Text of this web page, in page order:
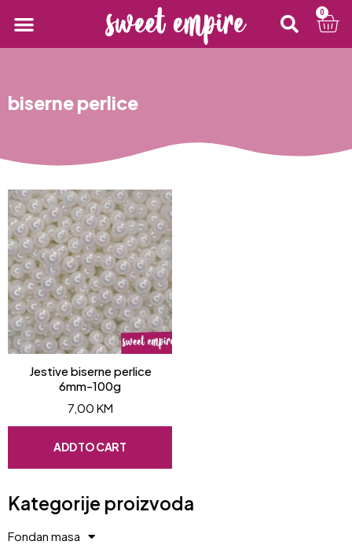
0
biserne perlice
Kategorije proizvoda
Fondan masa
Jestive biserne perlice
6mm-100g
7,00 KM
ADD TO CART